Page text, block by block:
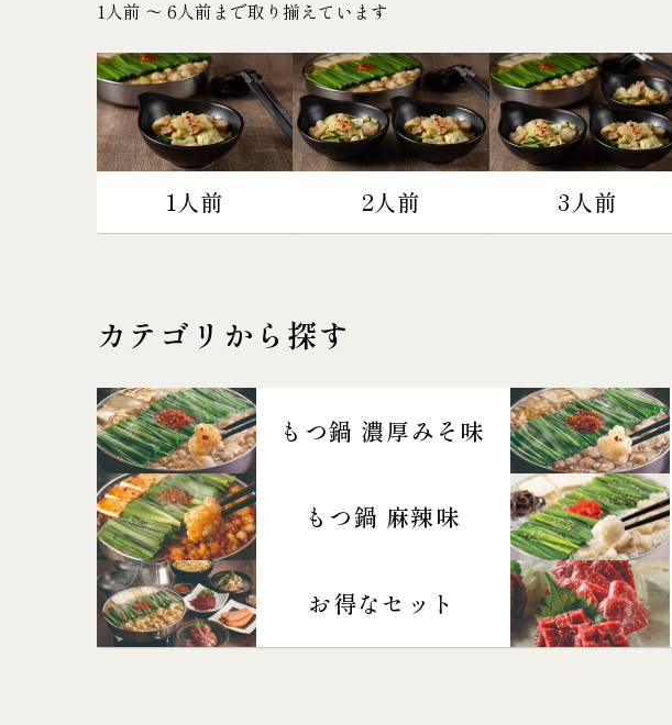
1人前 〜 6人前まで取り揃えています
1人前 2人前 3人前
カテゴリから探す
もつ鍋 濃厚みそ味
もつ鍋 麻辣味
お得なセット